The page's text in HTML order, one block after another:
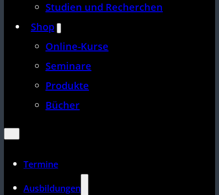
Studien und Recherchen
Shop
Online-Kurse
Seminare
Produkte
Bücher
Termine
Ausbildungen